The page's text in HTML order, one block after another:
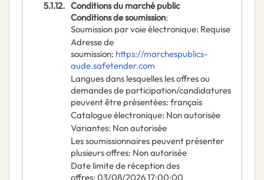
5.1.12. Conditions du marché public
Conditions de soumission:
Soumission par voie électronique: Requise
Adresse de
soumission: https://marchespublics-
aude.safetender.com
Langues dans lesquelles les offres ou
demandes de participation/candidatures
peuvent être présentées: français
Catalogue électronique: Non autorisée
Variantes: Non autorisée
Les soumissionnaires peuvent présenter
plusieurs offres: Non autorisée
Date limite de réception des
offres: 03/08/202617:00:00